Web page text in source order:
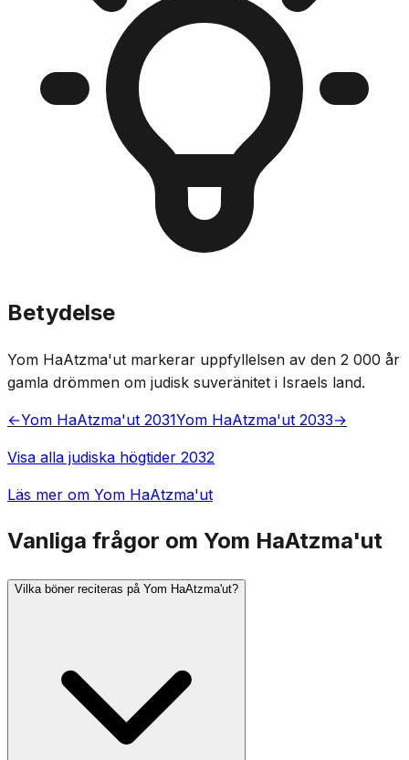
Betydelse
Yom HaAtzma'ut markerar uppfyllelsen av den 2 000 år
gamla drömmen om judisk suveränitet i Israels land.
←Yom HaAtzma'ut 2031Yom HaAtzma'ut 2033→
Visa alla judiska högtider 2032
Läs mer om Yom HaAtzma'ut
Vanliga frågor om Yom HaAtzma'ut
Vilka böner reciteras på Yom HaAtzma'ut?